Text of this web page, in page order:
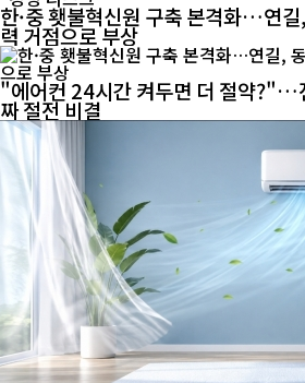
한·중 횃불혁신원 구축 본격화…연
력 거점으로 부상
"에어컨 24시간 켜두면 더 절약?"…
짜 절전 비결